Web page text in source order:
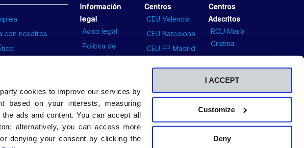
cookies to improve our services by
based on your interests, measuring
ads and content. You can accept all
alternatively, you can access more
denying your consent by clicking the
I ACCEPT
Customize
Deny
con nosotros
Información
legal
Aviso legal
Política de
privacidad
Centros
CEU Valencia
CEU Barcelona
CEU FP Madrid
Centros
Adscritos
RCU María
Cristina